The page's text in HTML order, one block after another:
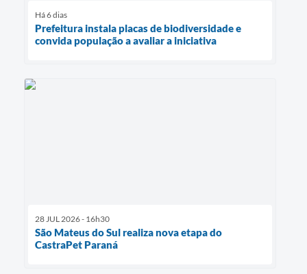
Há 6 dias
Prefeitura instala placas de biodiversidade e
convida população a avaliar a iniciativa
28 JUL 2026 - 16h30
São Mateus do Sul realiza nova etapa do
CastraPet Paraná